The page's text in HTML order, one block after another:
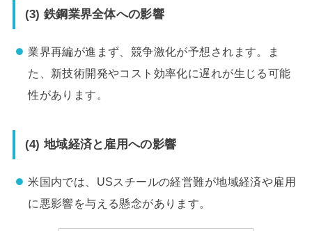
(3) 鉄鋼業界全体への影響
業界再編が進まず、競争激化が予想されます。ま
た、新技術開発やコスト効率化に遅れが生じる可能
性があります。
(4) 地域経済と雇用への影響
米国内では、USスチールの経営難が地域経済や雇用
に悪影響を与える懸念があります。